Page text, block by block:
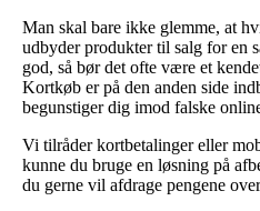
Man skal bare ikke glemme, at
udbyder produkter til salg for en
god, så bør det ofte være et
Kortkøb er på den anden side
begunstiger dig imod falske
Vi tilråder kortbetalinger eller
kunne du bruge en løsning på
du gerne vil afdrage pengene